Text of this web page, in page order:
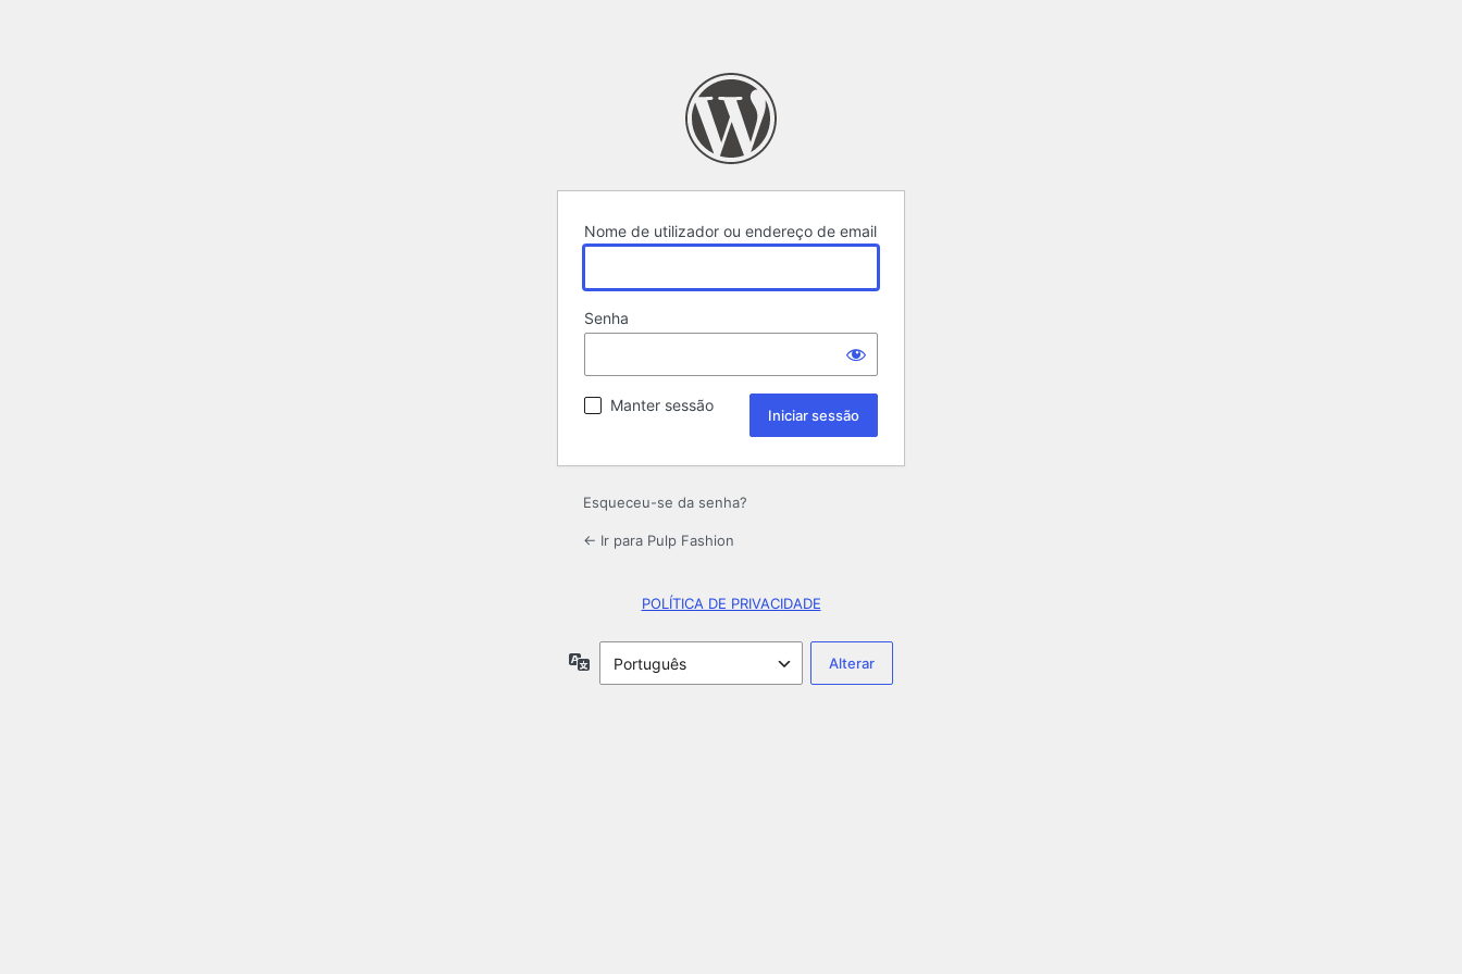
Nome de utilizador ou endereço de email
Senha
Manter sessão
Esqueceu-se da senha?
← Ir para Pulp Fashion
POLÍTICA DE PRIVACIDADE
Idioma